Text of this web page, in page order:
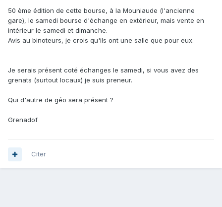
50 ème édition de cette bourse, à la Mouniaude (l'ancienne
gare), le samedi bourse d'échange en extérieur, mais vente en
intérieur le samedi et dimanche.
Avis au binoteurs, je crois qu'ils ont une salle que pour eux.
Je serais présent coté échanges le samedi, si vous avez des
grenats (surtout locaux) je suis preneur.
Qui d'autre de géo sera présent ?
Grenadof
Citer